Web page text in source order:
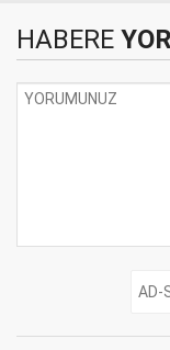
HABERE